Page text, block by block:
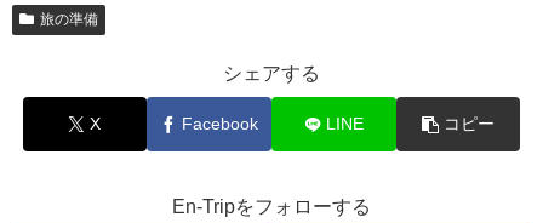
旅の準備
シェアする
X Facebook LINE コピー
En-Tripをフォローする